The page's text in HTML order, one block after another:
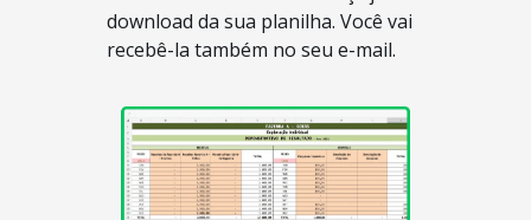
download da sua planilha. Você vai
recebê-la também no seu e-mail.